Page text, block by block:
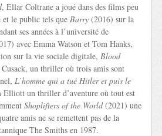
, Ellar Coltrane a joué dans des films peu
le public tels que Barry (2016) sur la
ses années à l’université de
avec Emma Watson et Tom Hanks,
sur la vie sociale digitale, Blood
un thriller où trois amis sont
L’homme qui a tué Hitler et puis le
Elliott un thriller d’aventure où tout est
Shoplifters of the World(2021) une
amis ne se remettent pas de la
The Smiths en 1987.